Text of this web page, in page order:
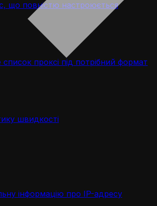
що повністю настроюється
проксі під потрібний формат
швидкості
інформацію про IP-адресу